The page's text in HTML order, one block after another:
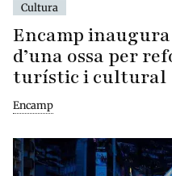
Cultura
Encamp
d’una ossa per
turístic i cultural
Encamp